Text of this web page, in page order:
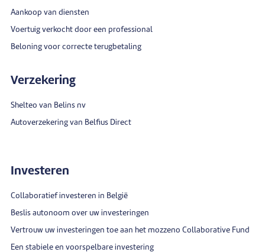
Aankoop van diensten
Voertuig verkocht door een professional
Beloning voor correcte terugbetaling
Verzekering
Shelteo van Belins nv
Autoverzekering van Belfius Direct
Investeren
Collaboratief investeren in België
Beslis autonoom over uw investeringen
Vertrouw uw investeringen toe aan het mozzeno Collaborative Fund
Een stabiele en voorspelbare investering